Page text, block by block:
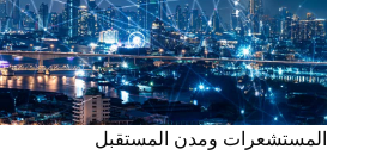
المستشعرات ومدن المستقبل